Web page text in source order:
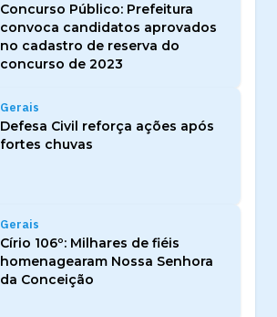
Concurso Público: Prefeitura
convoca candidatos aprovados
no cadastro de reserva do
concurso de 2023
Gerais
Defesa Civil reforça ações após
fortes chuvas
Gerais
Círio 106º: Milhares de fiéis
homenagearam Nossa Senhora
da Conceição